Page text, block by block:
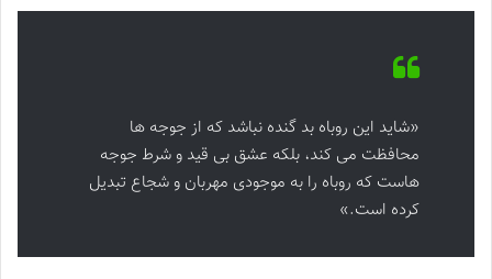
«شاید این روباه بد گنده نباشد که از جوجه ها
محافظت می کند، بلکه عشق بی قید و شرط جوجه
هاست که روباه را به موجودی مهربان و شجاع تبدیل
کرده است.»